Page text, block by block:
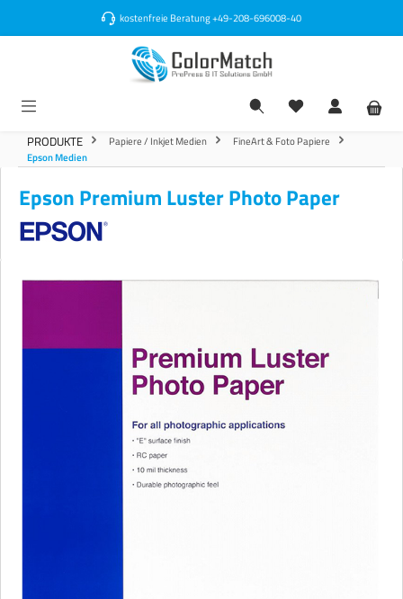
kostenfreie Beratung+49-208-696008-40
PRODUKTE Papiere / Inkjet Medien
FineArt & Foto Papiere
Epson Medien
Epson Premium Luster Photo Paper
Bildergalerie überspringen